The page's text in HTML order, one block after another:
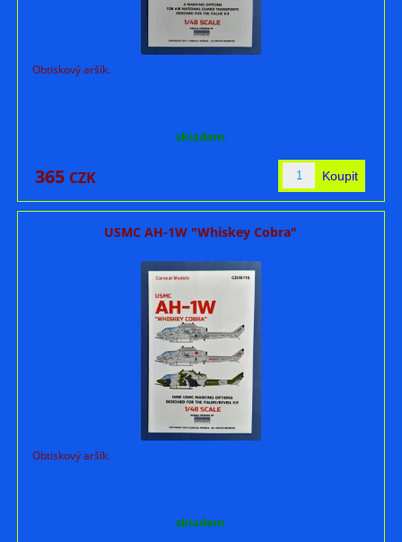
Obtiskový aršík.
skladem
365 CZK
USMC AH-1W "Whiskey Cobra"
Obtiskový aršík.
skladem